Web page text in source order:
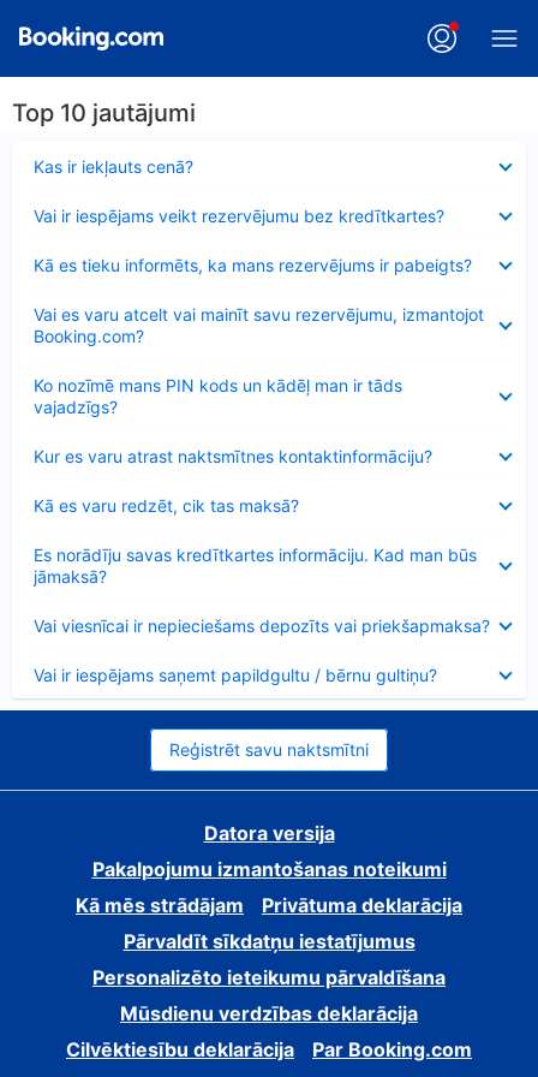
Top 10 jautājumi
Kas ir iekļauts cenā?
Vai ir iespējams veikt rezervējumu bez kredītkartes?
Kā es tieku informēts, ka mans rezervējums ir pabeigts?
Vai es varu atcelt vai mainīt savu rezervējumu, izmantojot
Booking.com?
Ko nozīmē mans PIN kods un kādēļ man ir tāds
vajadzīgs?
Kur es varu atrast naktsmītnes kontaktinformāciju?
Kā es varu redzēt, cik tas maksā?
Es norādīju savas kredītkartes informāciju. Kad man būs
jāmaksā?
Vai viesnīcai ir nepieciešams depozīts vai priekšapmaksa?
Vai ir iespējams saņemt papildgultu / bērnu gultiņu?
Reģistrēt savu naktsmītni
Datora versija
Pakalpojumu izmantošanas noteikumi
Kā mēs strādājam
Privātuma deklarācija
Pārvaldīt sīkdatņu iestatījumus
Personalizēto ieteikumu pārvaldīšana
Mūsdienu verdzības deklarācija
Cilvēktiesību deklarācija
Par Booking.com